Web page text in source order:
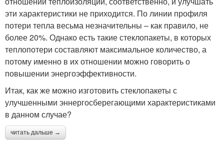
эти характеристики не приходится. По линии профиля
потери тепла весьма незначительны – как правило, не
более 20%. Однако есть такие стеклопакеты, в которых
теплопотери составляют максимальное количество, а
потому именно в их отношении можно говорить о
повышении энергоэффективности.
Итак, как же можно изготовить стеклопакеты с
улучшенными эннергосберегающими характеристиками
в данном случае?
читать дальше →